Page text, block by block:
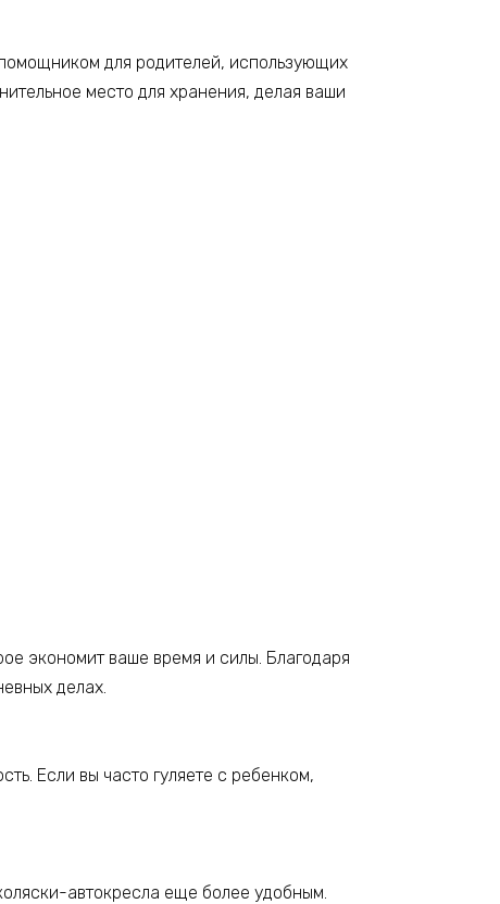
для родителей, использующих
место для хранения, делая ваши
экономит ваше время и силы. Благодаря
делах.
Если вы часто гуляете с ребенком,
автокресла еще более удобным.